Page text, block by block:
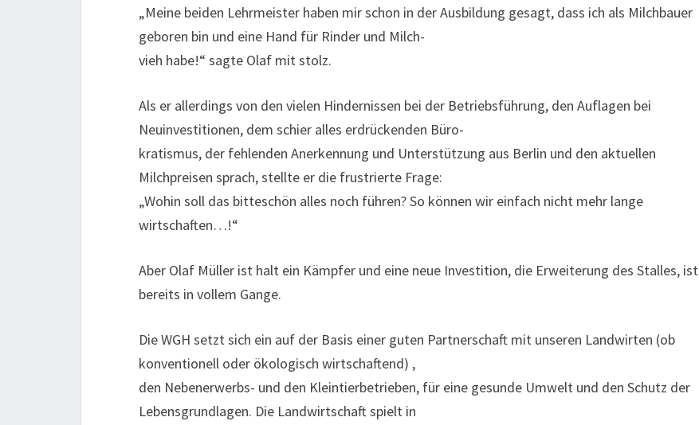
„Meine beiden Lehrmeister haben mir schon in der Ausbildung gesagt, dass ich als Milchbauer
geboren bin und eine Hand für Rinder und Milch-
vieh habe!“ sagte Olaf mit stolz.
Als er allerdings von den vielen Hindernissen bei der Betriebsführung, den Auflagen bei
Neuinvestitionen, dem schier alles erdrückenden Büro-
kratismus, der fehlenden Anerkennung und Unterstützung aus Berlin und den aktuellen
Milchpreisen sprach, stellte er die frustrierte Frage:
„Wohin soll das bitteschön alles noch führen? So können wir einfach nicht mehr lange
wirtschaften…!“
Aber Olaf Müller ist halt ein Kämpfer und eine neue Investition, die Erweiterung des Stalles, ist
bereits in vollem Gange.
Die WGH setzt sich ein auf der Basis einer guten Partnerschaft mit unseren Landwirten (ob
konventionell oder ökologisch wirtschaftend) ,
den Nebenerwerbs- und den Kleintierbetrieben, für eine gesunde Umwelt und den Schutz der
Lebensgrundlagen. Die Landwirtschaft spielt in